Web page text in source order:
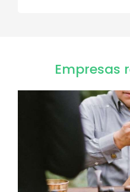
Empresas